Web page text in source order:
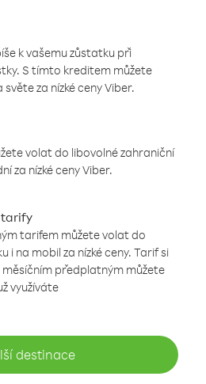
k vašemu zůstatku při
S tímto kreditem můžete
za nízké ceny Viber.
volat do libovolné zahraniční
za nízké ceny Viber.
tarify
tarifem můžete volat do
i na mobil za nízké ceny. Tarif si
předplatným můžete
využíváte
destinace